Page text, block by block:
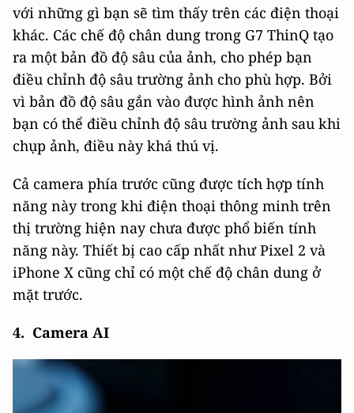
với những gì bạn sẽ tìm thấy trên các điện thoại
khác. Các chế độ chân dung trong G7 ThinQ tạo
ra một bản đồ độ sâu của ảnh, cho phép bạn
điều chỉnh độ sâu trường ảnh cho phù hợp. Bởi
vì bản đồ độ sâu gắn vào được hình ảnh nên
bạn có thể điều chỉnh độ sâu trường ảnh sau khi
chụp ảnh, điều này khá thú vị.
Cả camera phía trước cũng được tích hợp tính
năng này trong khi điện thoại thông minh trên
thị trường hiện nay chưa được phổ biến tính
năng này. Thiết bị cao cấp nhất như Pixel 2 và
iPhone X cũng chỉ có một chế độ chân dung ở
mặt trước.
4. Camera AI